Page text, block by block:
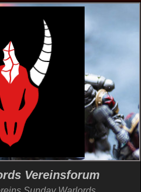
Vereinsforum